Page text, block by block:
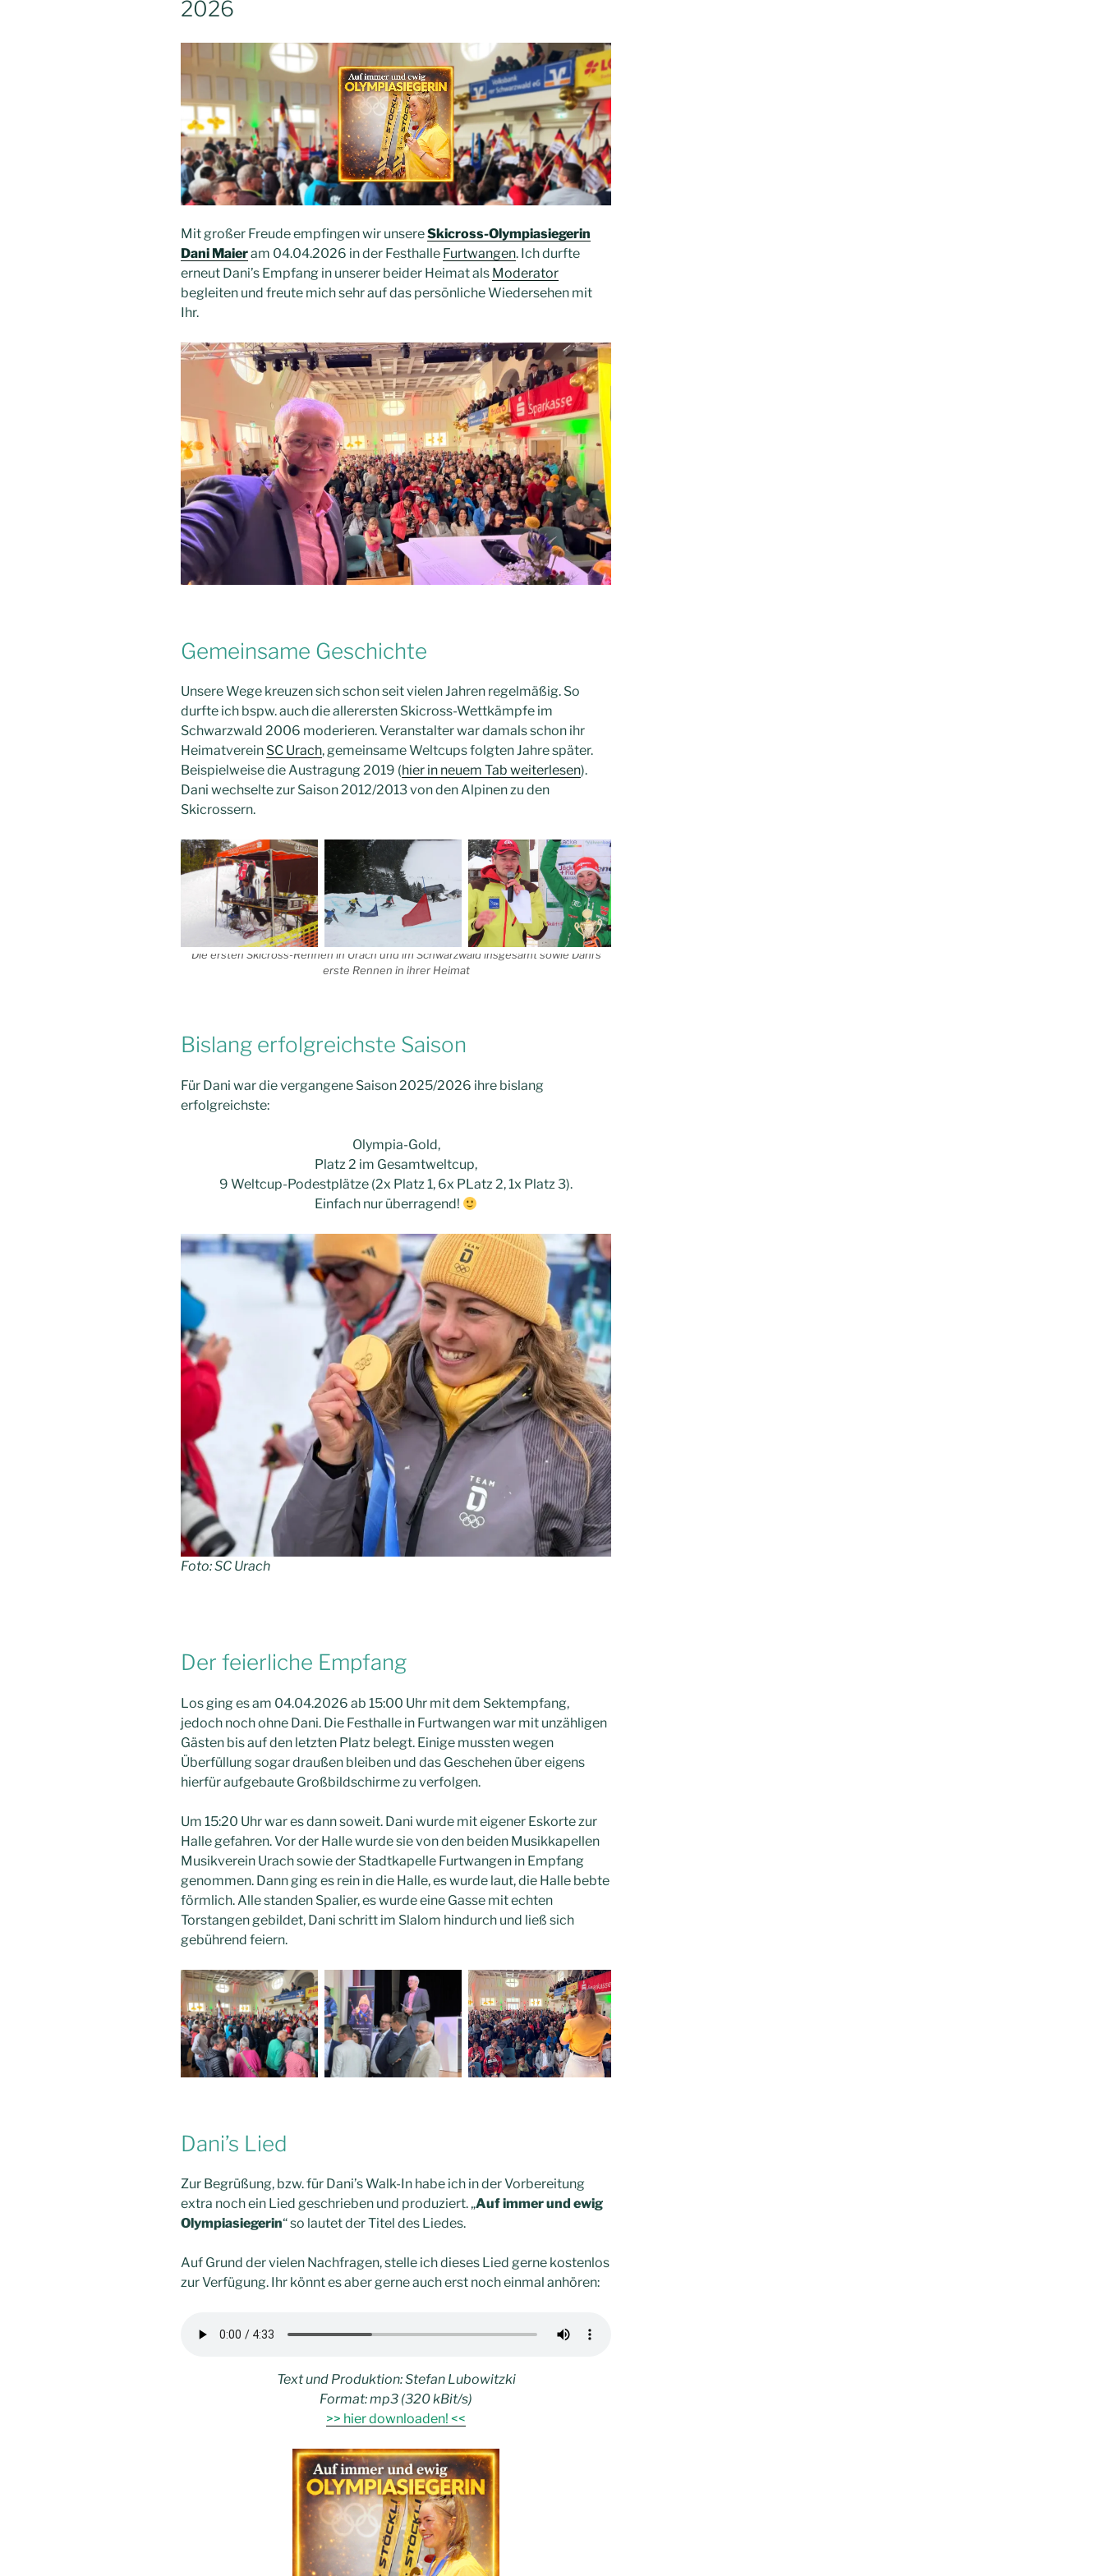
2026
Mit großer Freude empfingen wir unsereSkicross-Olympiasiegerin
Dani Maieram 04.04.2026 in der Festhalle Furtwangen. Ich durfte
erneut Dani’s Empfang in unserer beider Heimat als Moderator
begleiten und freute mich sehr auf das persönliche Wiedersehen mit
Ihr.
Gemeinsame Geschichte
Unsere Wege kreuzen sich schon seit vielen Jahren regelmäßig. So
durfte ich bspw. auch die allerersten Skicross-Wettkämpfe im
Schwarzwald 2006 moderieren. Veranstalter war damals schon ihr
Heimatverein SC Urach, gemeinsame Weltcups folgten Jahre später.
Beispielweise die Austragung 2019 (hier in neuem Tab weiterlesen).
Dani wechselte zur Saison 2012/2013 von den Alpinen zu den
Skicrossern.
Die ersten Skicross-Rennen in Urach und im Schwarzwald insgesamt sowie Dani’s
erste Rennen in ihrer Heimat
Bislang erfolgreichste Saison
Für Dani war die vergangene Saison 2025/2026 ihre bislang
erfolgreichste:
Olympia-Gold,
Platz 2 im Gesamtweltcup,
9 Weltcup-Podestplätze (2x Platz 1, 6x PLatz 2, 1x Platz 3).
Einfach nur überragend!
Foto: SC Urach
Der feierliche Empfang
Los ging es am 04.04.2026 ab 15:00 Uhr mit dem Sektempfang,
jedoch noch ohne Dani. Die Festhalle in Furtwangen war mit unzähligen
Gästen bis auf den letzten Platz belegt. Einige mussten wegen
Überfüllung sogar draußen bleiben und das Geschehen über eigens
hierfür aufgebaute Großbildschirme zu verfolgen.
Um 15:20 Uhr war es dann soweit. Dani wurde mit eigener Eskorte zur
Halle gefahren. Vor der Halle wurde sie von den beiden Musikkapellen
Musikverein Urach sowie der Stadtkapelle Furtwangen in Empfang
genommen. Dann ging es rein in die Halle, es wurde laut, die Halle bebte
förmlich. Alle standen Spalier, es wurde eine Gasse mit echten
Torstangen gebildet, Dani schritt im Slalom hindurch und ließ sich
gebührend feiern.
Dani’s Lied
Zur Begrüßung, bzw. für Dani’s Walk-In habe ich in der Vorbereitung
extra noch ein Lied geschrieben und produziert. „Auf immer und ewig
Olympiasiegerin“ so lautet der Titel des Liedes.
Auf Grund der vielen Nachfragen, stelle ich dieses Lied gerne kostenlos
zur Verfügung. Ihr könnt es aber gerne auch erst noch einmal anhören:
Text und Produktion: Stefan Lubowitzki
Format: mp3 (320 kBit/s)
>> hier downloaden! <<